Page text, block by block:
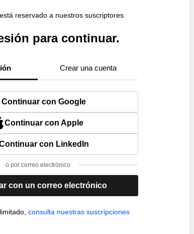
reservado a nuestros suscriptores
para continuar.
Crear una cuenta
Continuar con Google
Continuar con Apple
con LinkedIn
o por correo electrónico
con un correo electrónico
consulta nuestras suscripciones